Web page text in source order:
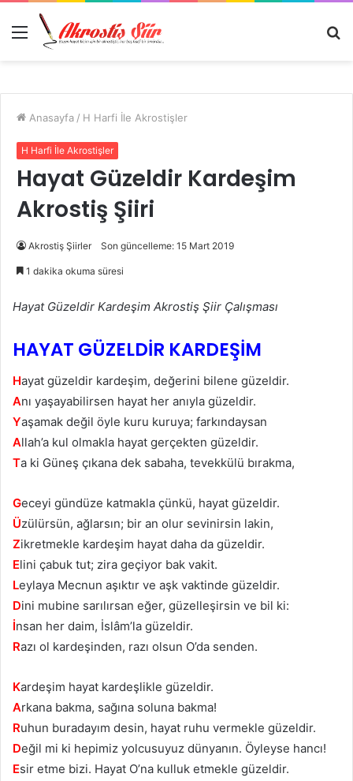
Menü
Anasayfa / H Harfi İle Akrostişler
H Harfi İle Akrostişler
Hayat Güzeldir Kardeşim
Akrostiş Şiiri
Akrostiş Şiirler Son güncelleme: 15 Mart 2019
1 dakika okuma süresi
Hayat Güzeldir Kardeşim Akrostiş Şiir Çalışması
HAYAT GÜZELDİR KARDEŞİM
Hayat güzeldir kardeşim, değerini bilene güzeldir.
Anı yaşayabilirsen hayat her anıyla güzeldir.
Yaşamak değil öyle kuru kuruya; farkındaysan
Allah’a kul olmakla hayat gerçekten güzeldir.
Ta ki Güneş çıkana dek sabaha, tevekkülü bırakma,
Geceyi gündüze katmakla çünkü, hayat güzeldir.
Üzülürsün, ağlarsın; bir an olur sevinirsin lakin,
Zikretmekle kardeşim hayat daha da güzeldir.
Elini çabuk tut; zira geçiyor bak vakit.
Leylaya Mecnun aşıktır ve aşk vaktinde güzeldir.
Dini mubine sarılırsan eğer, güzelleşirsin ve bil ki:
İnsan her daim, İslâm’la güzeldir.
Razı ol kardeşinden, razı olsun O’da senden.
Kardeşim hayat kardeşlikle güzeldir.
Arkana bakma, sağına soluna bakma!
Ruhun buradayım desin, hayat ruhu vermekle güzeldir.
Değil mi ki hepimiz yolcusuyuz dünyanın. Öyleyse hancı!
Esir etme bizi. Hayat O’na kulluk etmekle güzeldir.